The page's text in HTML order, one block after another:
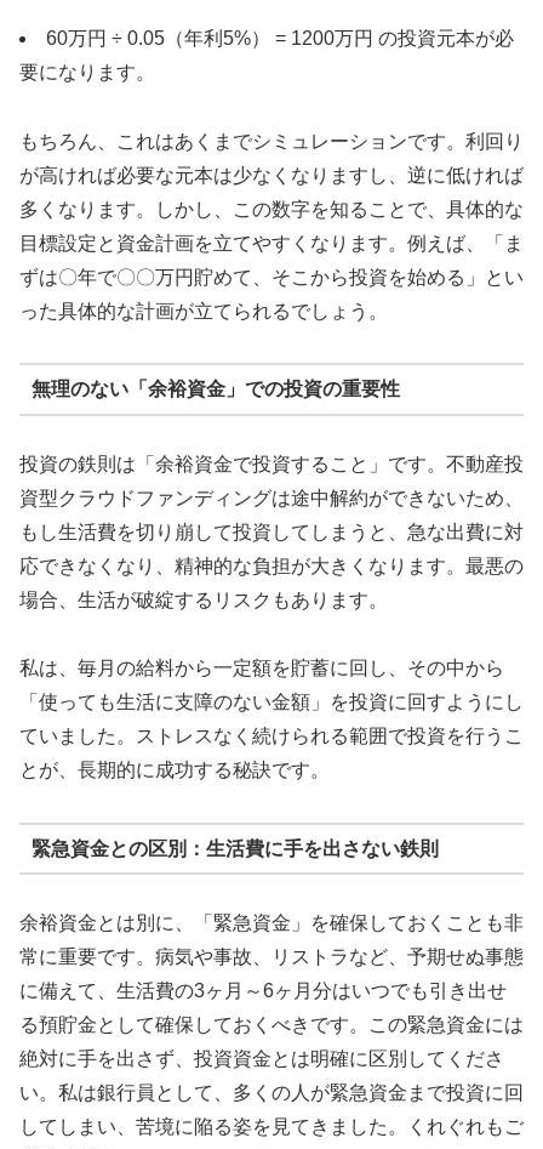
60万円 ÷ 0.05（年利5%） = 1200万円 の投資元本が必
要になります。
もちろん、これはあくまでシミュレーションです。利回り
が高ければ必要な元本は少なくなりますし、逆に低ければ
多くなります。しかし、この数字を知ることで、具体的な
目標設定と資金計画を立てやすくなります。例えば、「ま
ずは〇年で〇〇万円貯めて、そこから投資を始める」とい
った具体的な計画が立てられるでしょう。
無理のない「余裕資金」での投資の重要性
投資の鉄則は「余裕資金で投資すること」です。不動産投
資型クラウドファンディングは途中解約ができないため、
もし生活費を切り崩して投資してしまうと、急な出費に対
応できなくなり、精神的な負担が大きくなります。最悪の
場合、生活が破綻するリスクもあります。
私は、毎月の給料から一定額を貯蓄に回し、その中から
「使っても生活に支障のない金額」を投資に回すようにし
ていました。ストレスなく続けられる範囲で投資を行うこ
とが、長期的に成功する秘訣です。
緊急資金との区別：生活費に手を出さない鉄則
余裕資金とは別に、「緊急資金」を確保しておくことも非
常に重要です。病気や事故、リストラなど、予期せぬ事態
に備えて、生活費の3ヶ月～6ヶ月分はいつでも引き出せ
る預貯金として確保しておくべきです。この緊急資金には
絶対に手を出さず、投資資金とは明確に区別してくださ
い。私は銀行員として、多くの人が緊急資金まで投資に回
してしまい、苦境に陥る姿を見てきました。くれぐれもご